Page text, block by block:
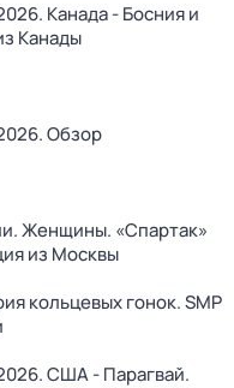
Канада - Босния и
Канады
Обзор
Женщины. «Спартак»
из Москвы
кольцевых гонок. SMP
США - Парагвай.